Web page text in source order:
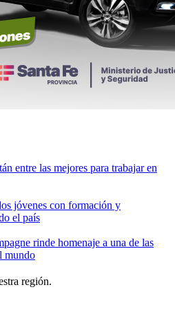
entre las mejores para trabajar en
jóvenes con formación y
el país
rinde homenaje a una de las
mundo
región.